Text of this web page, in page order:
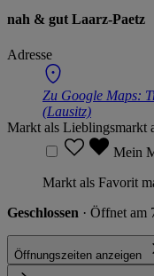
nah & gut Laarz-Paetz
Adresse
Zu Google Maps:
(Lausitz)
Markt als Lieblingsmarkt
Mein
Markt als Favorit
Geschlossen · Öffnet am
Öffnungszeiten anzeigen